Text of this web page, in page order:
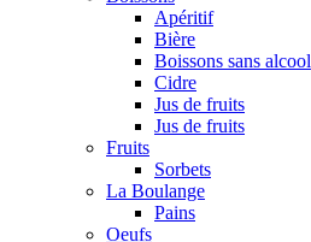
Apéritif
Bière
Boissons sans alcool
Cidre
Jus de fruits
Jus de fruits
Fruits
Sorbets
La Boulange
Pains
Oeufs